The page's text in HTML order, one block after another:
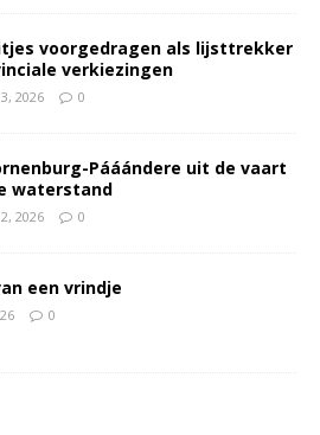
voorgedragen als lijsttrekker
verkiezingen
2026 0
Pááándere uit de vaart
waterstand
2026 0
een vrindje
0